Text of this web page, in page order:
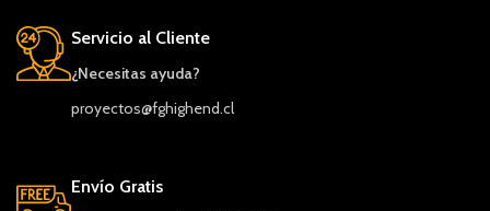
Servicio al Cliente
¿Necesitas ayuda?
proyectos@fghighend.cl
Envío Gratis